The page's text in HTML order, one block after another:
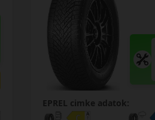
EPREL cimke adatok: